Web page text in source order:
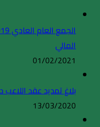
المالي
01/02/2021
بلاغ تمديد عقد اللاعب
13/03/2020